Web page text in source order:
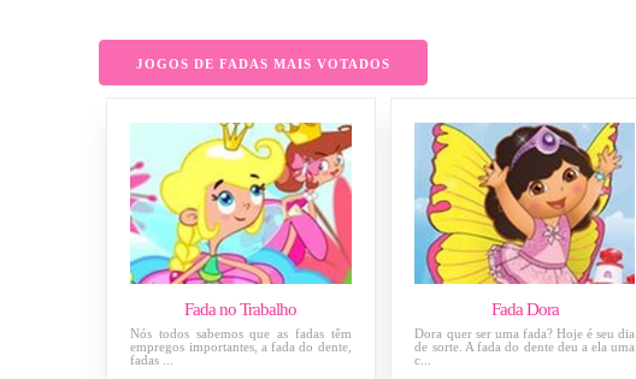
JOGOS DE FADAS MAIS VOTADOS
Fada no Trabalho
Nós todos sabemos que as fadas têm
empregos importantes, a fada do dente,
fadas ...
Fada Dora
Dora quer ser uma fada? Hoje é seu dia
de sorte. A fada do dente deu a ela uma
c...